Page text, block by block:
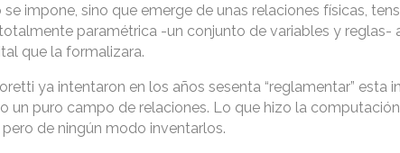
impone, sino que emerge de unas relaciones físicas,
paramétrica -un conjunto de variables y reglas-
que la formalizara.
ya intentaron en los años sesenta “reglamentar” esta
un puro campo de relaciones. Lo que hizo la
de ningún modo inventarlos.